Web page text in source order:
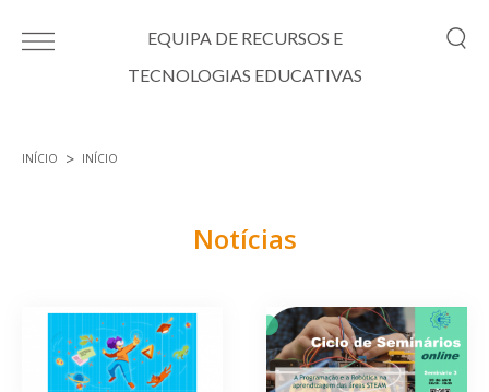
EQUIPA DE RECURSOS E
TECNOLOGIAS EDUCATIVAS
INÍCIO INÍCIO
Notícias
Páginas